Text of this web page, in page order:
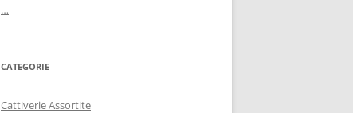
…
CATEGORIE
Cattiverie Assortite